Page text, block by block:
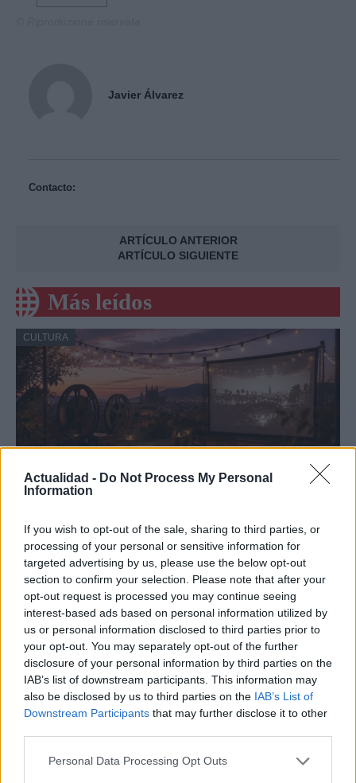
Actualidad - Do Not Process My Personal
Information
If you wish to opt-out of the sale, sharing to third parties, or
processing of your personal or sensitive information for
targeted advertising by us, please use the below opt-out
section to confirm your selection. Please note that after your
opt-out request is processed you may continue seeing
interest-based ads based on personal information utilized by
us or personal information disclosed to third parties prior to
your opt-out. You may separately opt-out of the further
disclosure of your personal information by third parties on the
IAB’s list of downstream participants. This information may
also be disclosed by us to third parties on the IAB’s List of
Downstream Participants that may further disclose it to other
Please note that this website/app uses one or more Google
Personal Data Processing Opt Outs
Javier Álvarez
Contacto:
ARTÍCULO ANTERIOR
ARTÍCULO SIGUIENTE
Más leídos
CULTURA
Eventos culturales en Barcelona durante
el verano de 2026
Barcelona se viste de gala en agosto con…
CULTURA